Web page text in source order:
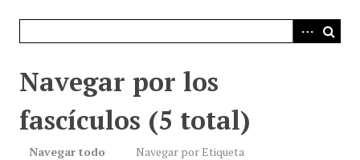
Navegar por los
fascículos (5 total)
Navegar todo
Navegar por Etiqueta